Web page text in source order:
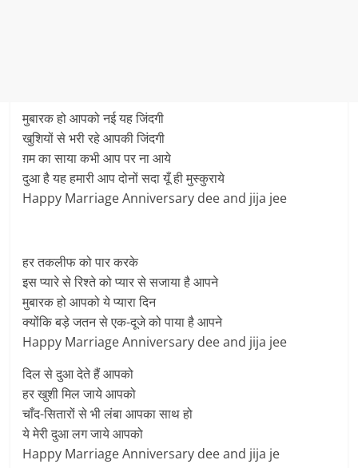
मुबारक हो आपको नई यह जिंदगी
खुशियों से भरी रहे आपकी जिंदगी
ग़म का साया कभी आप पर ना आये
दुआ है यह हमारी आप दोनों सदा यूँ ही मुस्कुराये
Happy Marriage Anniversary dee and jija jee
हर तकलीफ को पार करके
इस प्यारे से रिश्ते को प्यार से सजाया है आपने
मुबारक हो आपको ये प्यारा दिन
क्योंकि बड़े जतन से एक-दूजे को पाया है आपने
Happy Marriage Anniversary dee and jija jee
दिल से दुआ देते हैं आपको
हर खुशी मिल जाये आपको
चाँद-सितारों से भी लंबा आपका साथ हो
ये मेरी दुआ लग जाये आपको
Happy Marriage Anniversary dee and jija je